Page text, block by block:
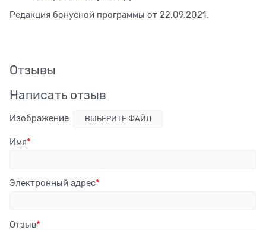
Редакция бонусной программы от 22.09.2021.
Отзывы
Написать отзыв
Изображение ВЫБЕРИТЕ ФАЙЛ
Имя
Электронный адрес
Отзыв